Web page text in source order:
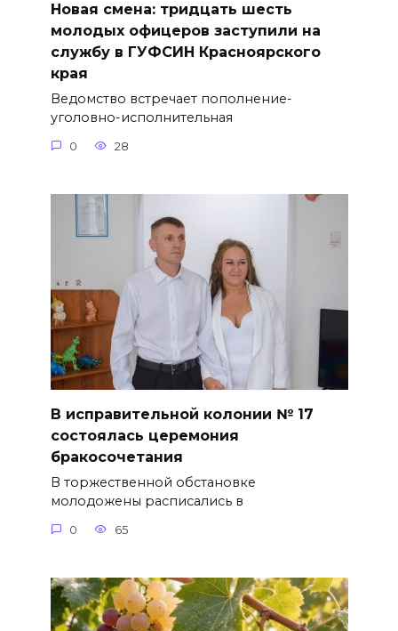
Новая смена: тридцать шесть
молодых офицеров заступили на
службу в ГУФСИН Красноярского
края
Ведомство встречает пополнение-
уголовно-исполнительная
0 28
В исправительной колонии № 17
состоялась церемония
бракосочетания
В торжественной обстановке
молодожены расписались в
0 65